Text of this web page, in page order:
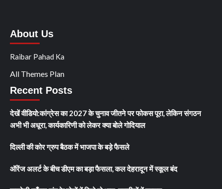
About Us
Raibar Pahad Ka
All Themes Plan
Recent Posts
देखें वीडियो:कांग्रेस का 2027 के चुनाव जीतने पर फोकस पूरा, लेकिन संगठन
अभी भी अधूरा, कार्यकारिणी को लेकर क्या बोले गोदियाल
दिल्ली की कोर ग्रुप बैठक में भाजपा के बड़े फैसले
ऑरेंज अलर्ट के बीच डीएम का बड़ा फैसला, कल देहरादून में स्कूल बंद